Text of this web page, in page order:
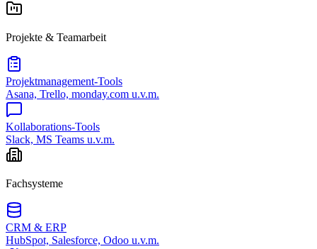
Projekte & Teamarbeit
Projektmanagement-Tools
Asana, Trello, monday.com u.v.m.
Kollaborations-Tools
Slack, MS Teams u.v.m.
Fachsysteme
CRM & ERP
HubSpot, Salesforce, Odoo u.v.m.